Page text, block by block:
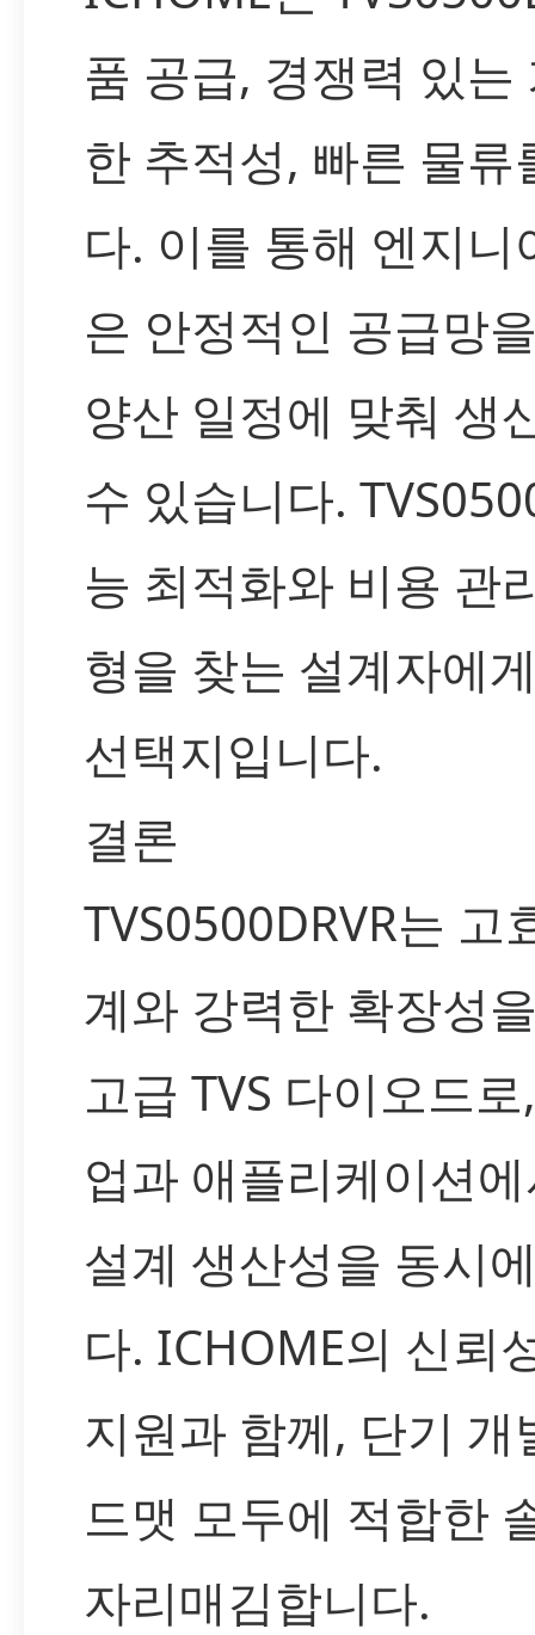
품 공급, 경쟁력 있는
한 추적성, 빠른 물류
다. 이를 통해 엔지니
은 안정적인 공급망
양산 일정에 맞춰 생
수 있습니다.
능 최적화와 비용 관
형을 찾는 설계자에
선택지입니다.
결론
TVS0500DRVR는 고
계와 강력한 확장성
고급 TVS 다이오드
업과 애플리케이션
설계 생산성을 동시
다. ICHOME의 신뢰
지원과 함께, 단기 개
드맷 모두에 적합한
자리매김합니다.